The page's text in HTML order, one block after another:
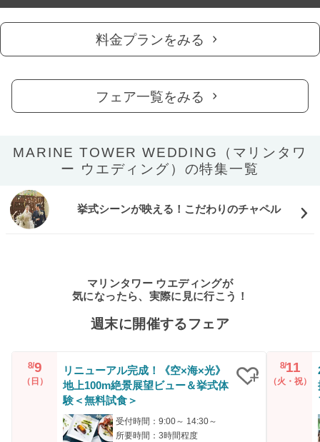
料金プランをみる
フェア一覧をみる
MARINE TOWER WEDDING（マリンタワ
ー ウエディング）の特集一覧
挙式シーンが映える！こだわりのチャペル
マリンタワー ウエディングが
気になったら、実際に見に行こう！
週末に開催するフェア
8/9
（日）
リニューアル完成！《空×海×光》
地上100m絶景展望ビュー＆挙式体
験＜無料試食＞
受付時間：9:00～ 14:30～
所要時間：3時間程度
8/11
（火・祝）